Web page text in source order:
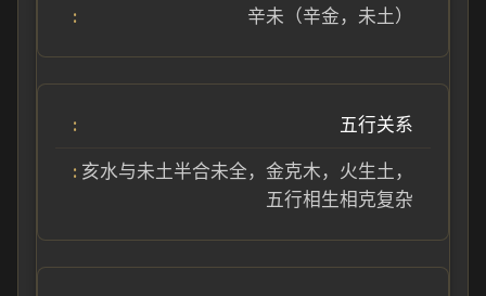
辛未（辛金，未土）
五行关系
亥水与未土半合未全，金克木，火生土，
五行相生相克复杂